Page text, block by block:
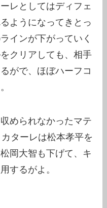
レとしてはディフェ
ようになってきとっ
インが下がっていく
クリアしても、相手
がで、ほぼハーフコ
められなかったマテ
ターレは松本孝平を
岡大智も下げて、キ
するがよ。